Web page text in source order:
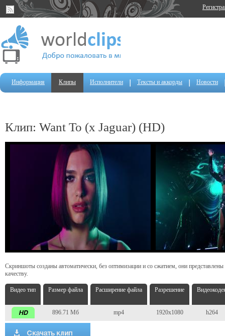
Информация Клипы Исполнители Тексты и аккорды Новости
Клип: Want To (x Jaguar) (HD)
Скриншоты созданы автоматически, без оптимизации и со сжатием, они
качеству.
Видео тип Размер файла Расширение файла Разрешение
896.71 Мб mp4 1920x1080 h264